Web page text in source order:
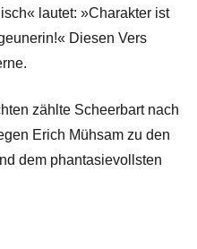
lautet: »Charakter ist
Diesen Vers
zählte Scheerbart nach
Erich Mühsam zu den
dem phantasievollsten